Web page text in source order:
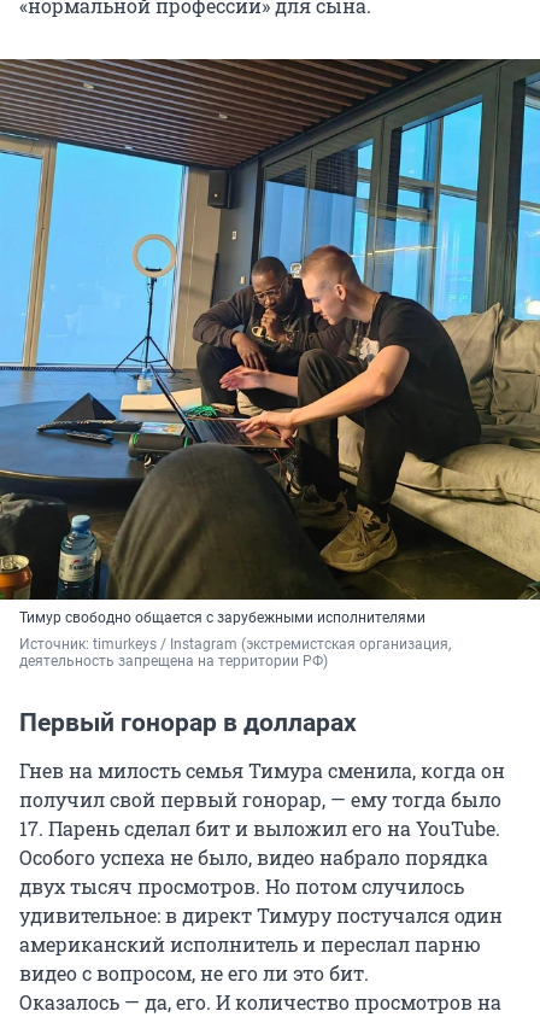
«нормальной профессии» для сына.
Тимур свободно общается с зарубежными исполнителями
Источник: timurkeys / Instagram (экстремистская организация,
деятельность запрещена на территории РФ)
Первый гонорар в долларах
Гнев на милость семья Тимура сменила, когда он
получил свой первый гонорар, — ему тогда было
17. Парень сделал бит и выложил его на YouTube.
Особого успеха не было, видео набрало порядка
двух тысяч просмотров. Но потом случилось
удивительное: в директ Тимуру постучался один
американский исполнитель и переслал парню
видео с вопросом, не его ли это бит.
Оказалось — да, его. И количество просмотров на